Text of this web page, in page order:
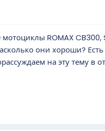
ROMAX CB300,
они хороши? Есть
на эту тему в